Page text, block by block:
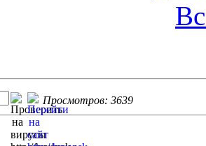
Просмотров: 3639